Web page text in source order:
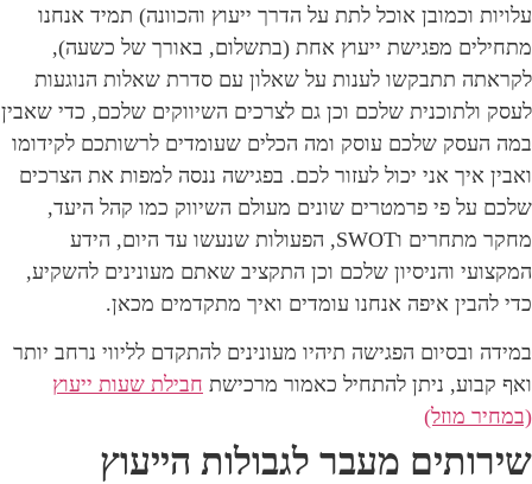
עלויות וכמובן אוכל לתת על הדרך ייעוץ והכוונה) תמיד אנחנו
מתחילים מפגישת ייעוץ אחת (בתשלום, באורך של כשעה),
לקראתה תתבקשו לענות על שאלון עם סדרת שאלות הנוגעות
לעסק ולתוכנית שלכם וכן גם לצרכים השיווקים שלכם, כדי שאבין
במה העסק שלכם עוסק ומה הכלים שעומדים לרשותכם לקידומו
ואבין איך אני יכול לעזור לכם. בפגישה ננסה למפות את הצרכים
שלכם על פי פרמטרים שונים מעולם השיווק כמו קהל היעד,
מחקר מתחרים וSWOT, הפעולות שנעשו עד היום, הידע
המקצועי והניסיון שלכם וכן התקציב שאתם מעונינים להשקיע,
כדי להבין איפה אנחנו עומדים ואיך מתקדמים מכאן.
במידה ובסיום הפגישה תיהיו מעונינים להתקדם לליווי נרחב יותר
ואף קבוע, ניתן להתחיל כאמור מרכישת חבילת שעות ייעוץ
(במחיר מוזל)
שירותים מעבר לגבולות הייעוץ